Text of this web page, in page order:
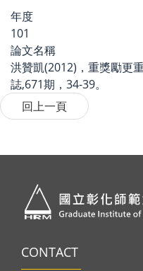
年度
101
論文名稱
洪贊凱(2012)，重獎勵更
誌,671期，34-39。
CONTACT